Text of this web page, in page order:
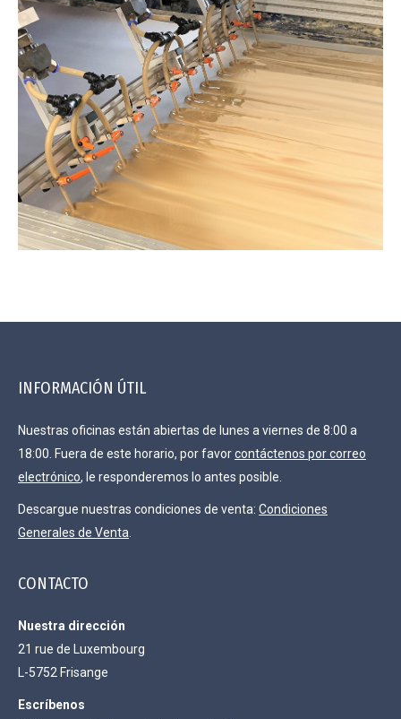
INFORMACIÓN ÚTIL
Nuestras oficinas están abiertas de lunes a viernes de 8:00 a
18:00. Fuera de este horario, por favorcontáctenos por correo
electrónico, le responderemos lo antes posible.
Descargue nuestras condiciones de venta: Condiciones
Generales de Venta
CONTACTO
Nuestra dirección
21 rue de Luxembourg
L-5752 Frisange
Escríbenos